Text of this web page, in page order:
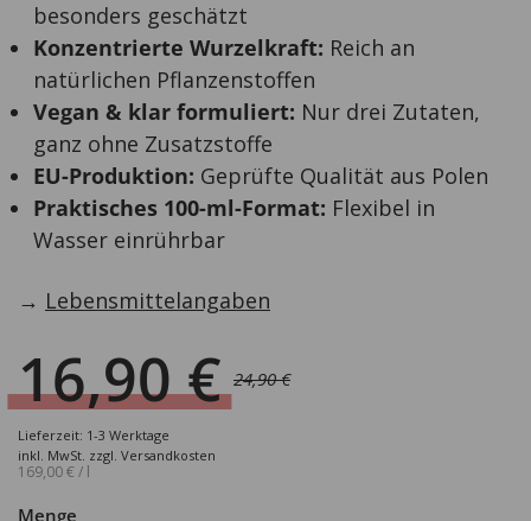
besonders geschätzt
Konzentrierte Wurzelkraft: Reich an
natürlichen Pflanzenstoffen
Vegan & klar formuliert: Nur drei Zutaten,
ganz ohne Zusatzstoffe
EU-Produktion: Geprüfte Qualität aus Polen
Praktisches 100-ml-Format: Flexibel in
Wasser einrührbar
→ Lebensmittelangaben
24,90€
Ursprünglicher
Preis
war:
24,90 €
16,90€
Aktueller
Preis
ist:
16,90 €.
Lieferzeit: 1-3 Werktage
inkl. MwSt. zzgl. Versandkosten
169,00€ / l
Menge